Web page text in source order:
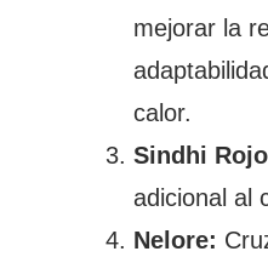
mejorar la
calor.
Sindhi
adicional al
Nelore: